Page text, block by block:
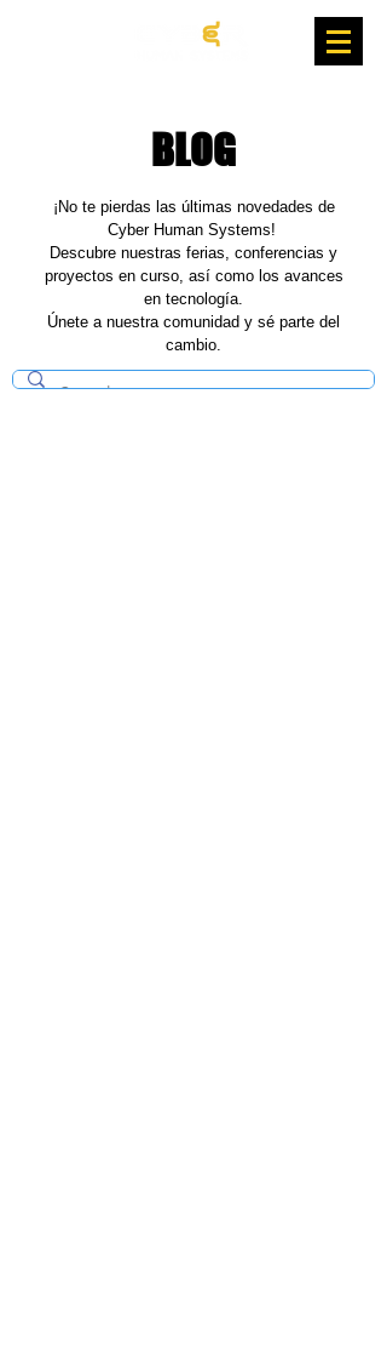
BLOG
¡No te pierdas las últimas novedades de
Cyber Human Systems!
Descubre nuestras ferias, conferencias y
proyectos en curso, así como los avances
en tecnología.
Únete a nuestra comunidad y sé parte del
cambio.